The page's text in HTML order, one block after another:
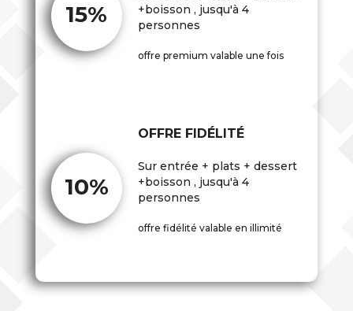
15%
+boisson , jusqu'à 4
personnes
offre premium valable une fois
10%
OFFRE FIDÉLITÉ
Sur entrée + plats + dessert
+boisson , jusqu'à 4
personnes
offre fidélité valable en illimité